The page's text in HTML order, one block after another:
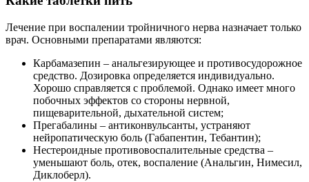
Лечение при воспалении тройничного нерва назначает только
врач. Основными препаратами являются:
Карбамазепин – анальгезирующее и противосудорожное
средство. Дозировка определяется индивидуально.
Хорошо справляется с проблемой. Однако имеет много
побочных эффектов со стороны нервной,
пищеварительной, дыхательной систем;
Прегабалины – антиконвульсанты, устраняют
нейропатическую боль (Габапентин, Тебантин);
Нестероидные противовоспалительные средства –
уменьшают боль, отек, воспаление (Анальгин, Нимесил,
Диклоберл).